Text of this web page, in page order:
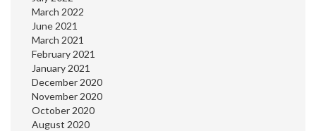
March 2022
June 2021
March 2021
February 2021
January 2021
December 2020
November 2020
October 2020
August 2020